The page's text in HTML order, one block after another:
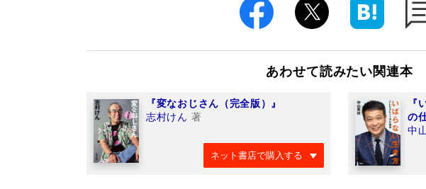
あわせて読みたい関連本
『変なおじさん（完全版）』
志村けん 著
ネット書店で購入する
『
の
中